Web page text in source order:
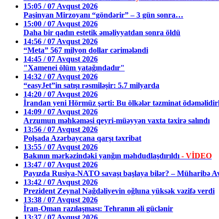
15:05 / 07 Avqust 2026
Paşinyan Mirzoyanı “göndərir” – 3 gün sonra…
15:00 / 07 Avqust 2026
Daha bir qadın estetik əməliyyatdan sonra öldü
14:56 / 07 Avqust 2026
“Meta” 567 milyon dollar cərimələndi
14:45 / 07 Avqust 2026
"Xamenei ölüm yatağındadır"
14:32 / 07 Avqust 2026
“easyJet”in satışı rəsmiləşir: 5.7 milyarda
14:20 / 07 Avqust 2026
İrandan yeni Hörmüz şərti: Bu ölkələr təzminat
14:09 / 07 Avqust 2026
Arzumun məhkəməsi qeyri-müəyyən vaxta təxirə salındı
13:56 / 07 Avqust 2026
Polşada Azərbaycana qarşı təxribat
13:55 / 07 Avqust 2026
Bakının mərkəzindəki yanğın məhdudlaşdırıldı - VİDEO
13:47 / 07 Avqust 2026
Payızda Rusiya-NATO savaşı başlaya bilər? – Müharibə
13:42 / 07 Avqust 2026
Prezident Zeynal Nağdəliyevin oğluna yüksək vəzifə verdi
13:38 / 07 Avqust 2026
İran-Oman razılaşması: Tehranın əli güclənir